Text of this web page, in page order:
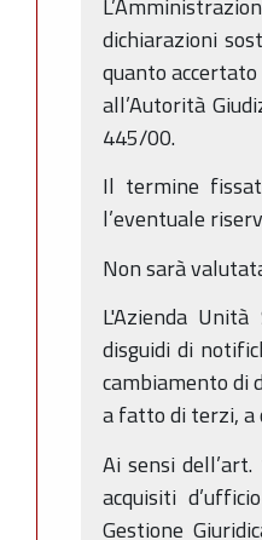
dichiarazioni
quanto
all’Autorità
445/00.
Il termine
l’eventuale
Non sarà
L'Azienda
disguidi di
cambiamento di
a fatto di terzi, a
Ai sensi
acquisiti
Gestione